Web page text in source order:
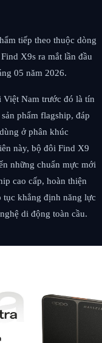
tiếp theo thuộc dòng
X9s ra mắt lần đầu
05 năm 2026.
Việt Nam trước đó là tín
phẩm flagship, đáp
ở phân khúc
này, bộ đôi Find X9
những chuẩn mực mới
cao cấp, hoàn thiện
tục khẳng định năng lực
di động toàn cầu.